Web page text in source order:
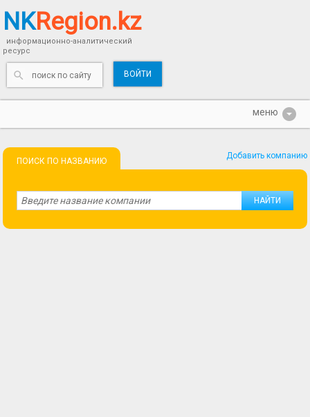
NKRegion.kz
информационно-аналитический
ресурс
ВОЙТИ
ПОИСК ПО НАЗВАНИЮ
Добавить компанию